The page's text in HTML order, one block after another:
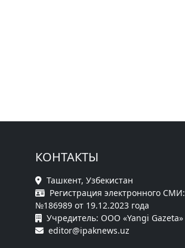
КОНТАКТЫ
Ташкент, Узбекистан
Регистрация электронного СМИ:
№186989 от 19.12.2023 года
Учредитель: ООО «Yangi Gazeta»
editor@ipaknews.uz